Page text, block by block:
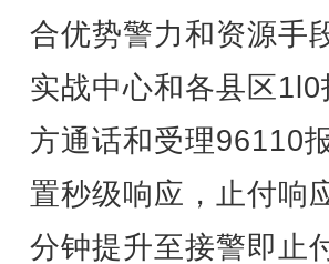
合优势警力和资源手
实战中心和各县区
方通话和受理96110
置秒级响应，止付响
分钟提升至接警即止